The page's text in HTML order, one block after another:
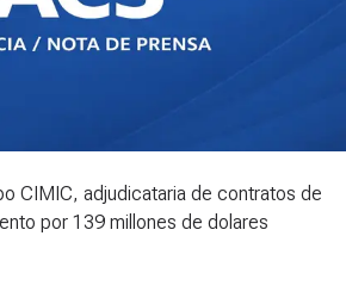
CIMIC, adjudicataria de contratos de
por 139 millones de dolares